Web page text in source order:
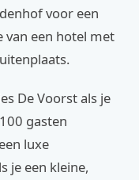
voor een
van een hotel met
De Voorst als je
gasten
luxe
je een kleine,